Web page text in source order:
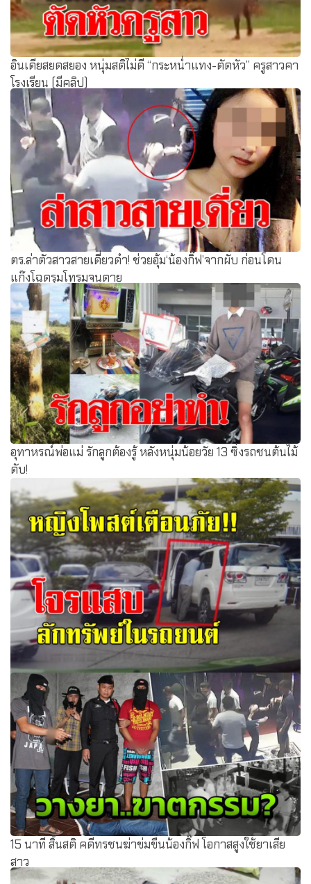
อินเดียสยดสยอง หนุ่มสติไม่ดี “กระหน่ำแทง-ตัดหัว” ครูสาวคา
โรงเรียน (มีคลิป)
ตร.ล่าตัวสาวสายเดี่ยวดำ! ช่วยอุ้ม‘น้องกิ๊ฟ’จากผับ ก่อนโดน
แก๊งโฉดรุมโทรมจนตาย
อุทาหรณ์พ่อแม่ รักลูกต้องรู้ หลังหนุ่มน้อยวัย 13 ซิ่งรถชนต้นไม้
ดับ!
หญิงโพสต์เตือนภัย!! โจรแสบลักทรัพย์ในรถยนต์สูญไปแสนกว่า
ย่านโรงเรียนชื่อดัง
15 นาที สิ้นสติ คดีทรชนฆ่าข่มขืนน้องกิ๊ฟ โอกาสสูงใช้ยาเสีย
สาว